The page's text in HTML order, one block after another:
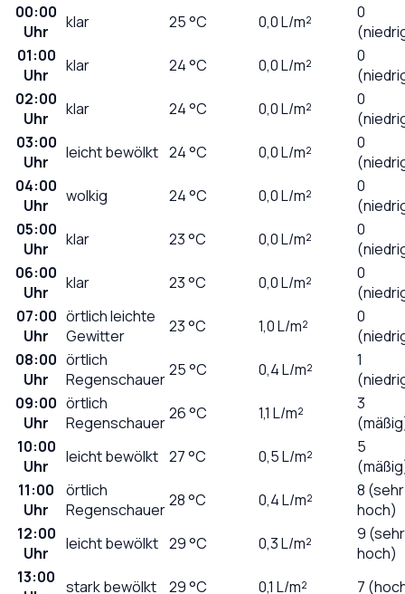
00:00
Uhr
klar 25°C 0,0L/m²
0
01:00
Uhr
klar 24°C 0,0L/m²
0
02:00
Uhr
klar 24°C 0,0L/m²
0
03:00
Uhr
leicht bewölkt 24°C 0,0L/m²
0
04:00
Uhr
wolkig 24°C 0,0L/m²
0
05:00
Uhr
klar 23°C 0,0L/m²
0
06:00
Uhr
klar 23°C 0,0L/m²
0
07:00
Uhr
örtlich leichte
Gewitter
23°C 1,0L/m²
0
08:00
Uhr
örtlich
Regenschauer25°C 0,4L/m²
1
09:00
Uhr
örtlich
Regenschauer26°C 1,1 L/m²
3
10:00
Uhr
leicht bewölkt 27°C 0,5L/m²
5
11:00
Uhr
örtlich
Regenschauer28°C 0,4L/m²
8 (sehr
hoch)
12:00
Uhr
leicht bewölkt 29°C 0,3L/m²
9 (sehr
hoch)
13:00 stark bewölkt 29°C 0,1 L/m²
7